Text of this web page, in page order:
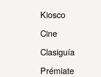
Kiosco
Cine
Clasiguía
Prémiate